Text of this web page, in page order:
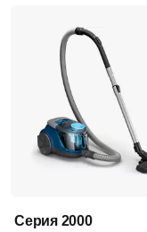
Серия 2000